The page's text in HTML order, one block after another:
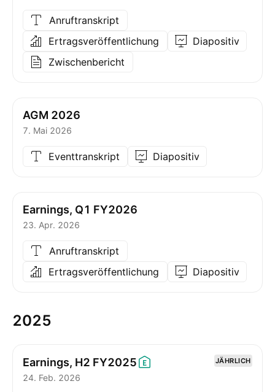
Anruftranskript
Ertragsveröffentlichung
Diapositiv
Zwischenbericht
AGM 2026
7. Mai 2026
Eventtranskript Diapositiv
Earnings, Q1 FY2026
23. Apr. 2026
Anruftranskript
Ertragsveröffentlichung
Diapositiv
2025
Earnings, H2 FY2025 JÄHRLICH
24. Feb. 2026